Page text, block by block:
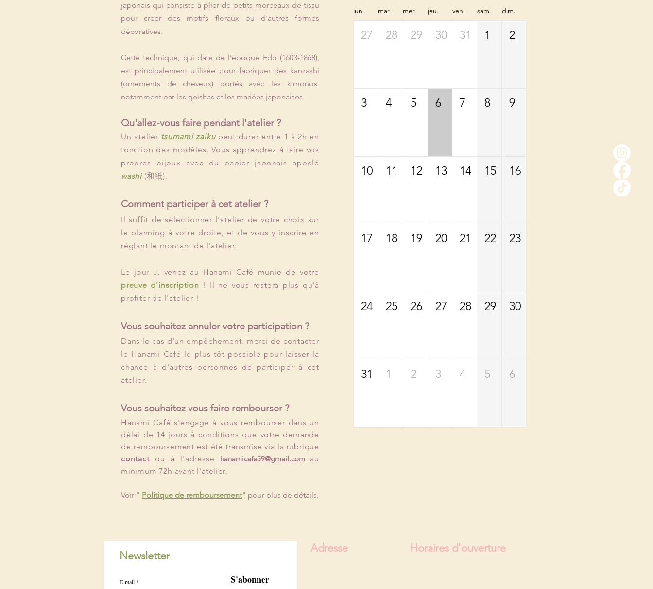
japonais qui consiste à plier de petits morceaux de tissu
pour créer des motifs floraux ou d'autres formes
décoratives.
Cette technique, qui date de l’époque Edo (1603-1868),
est principalement utilisée pour fabriquer des kanzashi
(ornements de cheveux) portés avec les kimonos,
notamment par les geishas et les mariées japonaises.
Qu'allez-vous faire pendant l'atelier ?
Un atelier tsumami zaiku peut durer entre 1 à 2h en
fonction des modèles. Vous apprendrez à faire vos
propres bijoux avec du papier japonais appelé
washi (和紙).
Comment participer à cet atelier ?
Il suffit de sélectionner l'atelier de votre choix sur
le planning à votre droite, et de vous y inscrire en
réglant le montant de l'atelier.
Le jour J, venez au Hanami Café munie de votre
preuve d'inscription ! Il ne vous restera plus qu'à
profiter de l'atelier !
Vous souhaitez annuler votre participation ?
Dans le cas d'un empêchement, merci de contacter
le Hanami Café le plus tôt possible pour laisser la
chance à d'autres personnes de participer à cet
atelier.
Vous souhaitez vous faire rembourser ?
Hanami Café s'engage à vous rembourser dans un
délai de 14 jours à conditions que votre demande
de remboursement est été transmise via la rubrique
contactou à l'adresse hanamicafe59@gmail.com au
minimum 72h avant l'atelier.
Voir " Politique de remboursement" pour plus de détails.
lun. mar. mer. jeu. ven. sam. dim.
27 28 29 30 31 1 2
3 4 5 6 7 8 9
10 11 12 13 14 15 16
17 18 19 20 21 22 23
24 25 26 27 28 29 30
31 1 2 3 4 5 6
Newsletter
E-mail S'abonner
Adresse Horaires d'ouverture